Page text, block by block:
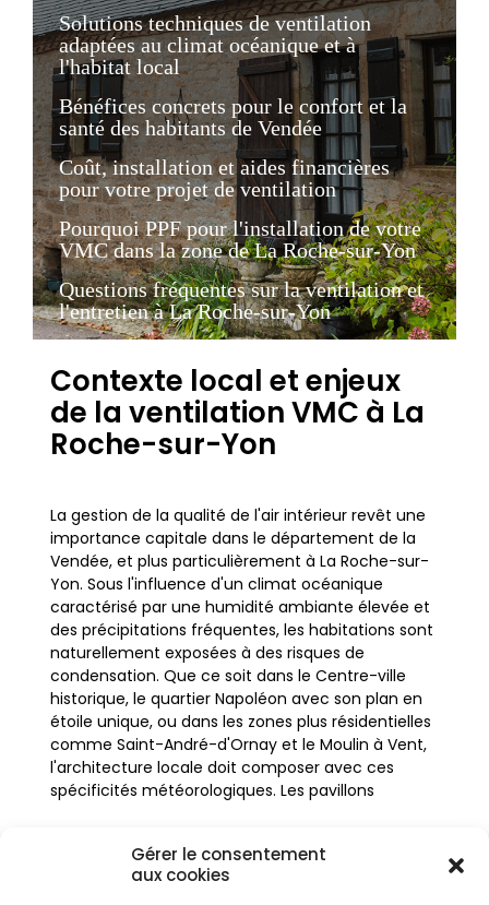
Gérer le consentement
aux cookies
Solutions techniques de ventilation
adaptées au climat océanique et à
l'habitat local
Bénéfices concrets pour le confort et la
santé des habitants de Vendée
Coût, installation et aides financières
pour votre projet de ventilation
Pourquoi PPF pour l'installation de votre
VMC dans la zone de La Roche-sur-Yon
Questions fréquentes sur la ventilation et
l'entretien à La Roche-sur-Yon
Contexte local et enjeux
de la ventilation VMC à La
Roche-sur-Yon
La gestion de la qualité de l'air intérieur revêt une
importance capitale dans le département de la
Vendée, et plus particulièrement à La Roche-sur-
Yon. Sous l'influence d'un climat océanique
caractérisé par une humidité ambiante élevée et
des précipitations fréquentes, les habitations sont
naturellement exposées à des risques de
condensation. Que ce soit dans le Centre-ville
historique, le quartier Napoléon avec son plan en
étoile unique, ou dans les zones plus résidentielles
comme Saint-André-d'Ornay et le Moulin à Vent,
l'architecture locale doit composer avec ces
spécificités météorologiques. Les pavillons
offrent une excellente inertie thermique mais
nécessitent une aération rigoureuse pour éviter